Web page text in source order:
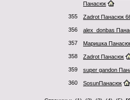
Панасюк
355 Zadrot Панасюк
356 alex_donbas
357 Маришка
358 Zadrot Панасюк
359 super gandon
360 SosunПанасюк